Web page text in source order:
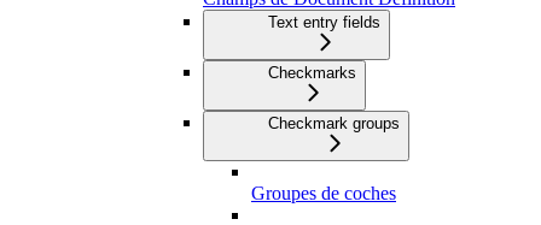
Text entry fields
Checkmarks
Checkmark groups
Groupes de coches